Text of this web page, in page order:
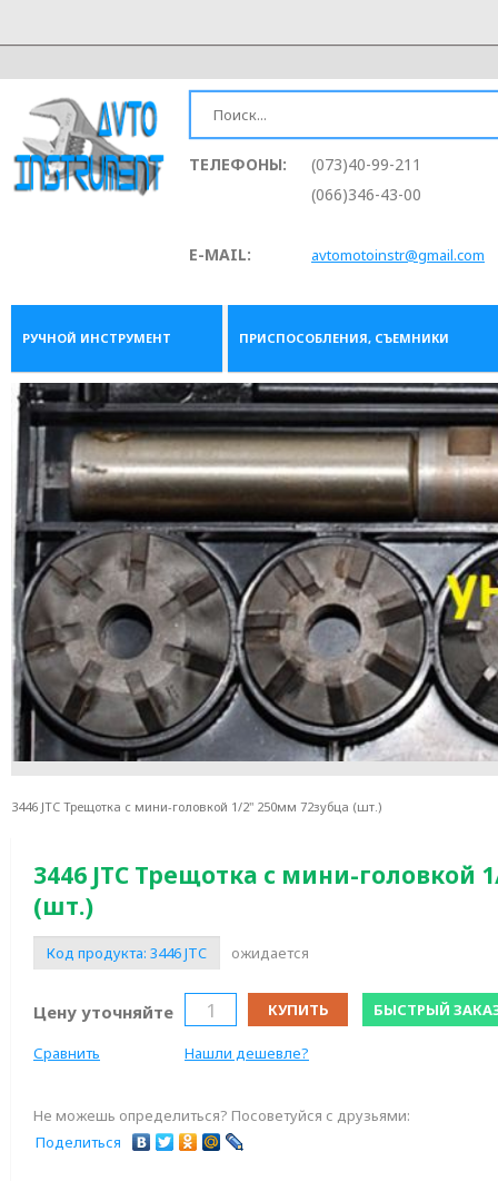
ТЕЛЕФОНЫ:
(073)40-99-211
(066)346-43-00
E-MAIL: avtomotoinstr@gmail.com
РУЧНОЙ ИНСТРУМЕНТ ПРИСПОСОБЛЕНИЯ, СЪЕМНИКИ
3446 JTC Трещотка с мини-головкой 1/2" 250мм 72зубца (шт.)
3446 JTC Трещотка с мини-головкой
(шт.)
Код продукта: 3446 JTC ожидается
Цену уточняйте КУПИТЬ БЫСТРЫЙ
Сравнить Нашли дешевле?
Не можешь определиться? Посоветуйся с друзьями:
Поделиться